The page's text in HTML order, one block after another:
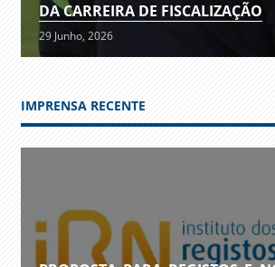
DA CARREIRA DE FISCALIZAÇÃO
29 Junho, 2026
IMPRENSA RECENTE